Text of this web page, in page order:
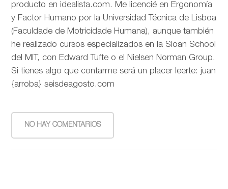
producto en idealista.com. Me licencié en Ergonomía
y Factor Humano por la Universidad Técnica de Lisboa
(Faculdade de Motricidade Humana), aunque también
he realizado cursos especializados en la Sloan School
del MIT, con Edward Tufte o el Nielsen Norman Group.
Si tienes algo que contarme será un placer leerte: juan
{arroba} seisdeagosto.com
NO HAY COMENTARIOS